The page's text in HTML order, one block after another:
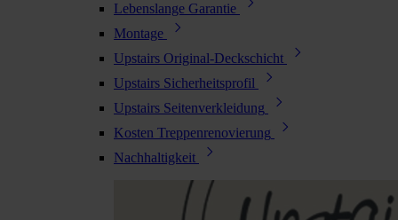
Lebenslange Garantie
Montage
Upstairs Original-Deckschicht
Upstairs Sicherheitsprofil
Upstairs Seitenverkleidung
Kosten Treppenrenovierung
Nachhaltigkeit